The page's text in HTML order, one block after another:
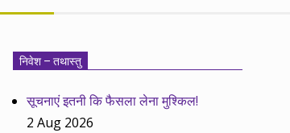
निवेश – तथास्तु
सूचनाएं इतनी कि फैसला लेना मुश्किल!
2 Aug 2026